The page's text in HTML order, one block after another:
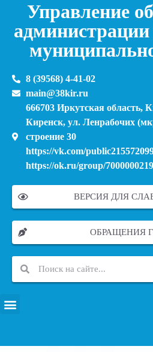
Управление
8 (39568) 4-41-02
main@38kir.ru
666703 Иркутская область,
Киренск, ул. Ленрабочих
строение 30
https://vk.com/
https://ok.ru/group/
ВЕРСИЯ ДЛЯ
ОБРАЩЕНИЯ